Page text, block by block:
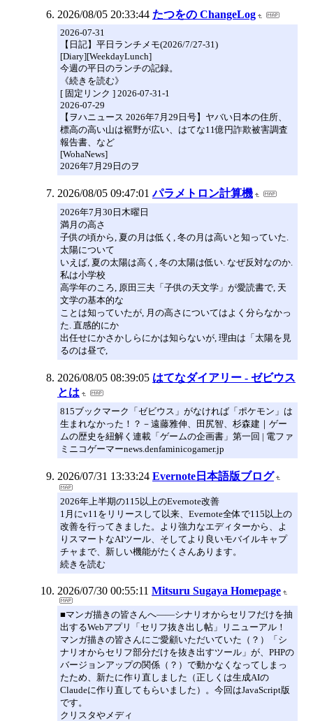
2026/08/05 20:33:44 たつをの ChangeLog
2026-07-31
【日記】平日ランチメモ(2026/7/27-31)
[Diary][WeekdayLunch]
今週の平日のランチの記録。
《続きを読む》
[ 固定リンク ] 2026-07-31-1
2026-07-29
【ヲハニュース 2026年7月29日号】ヤバい日本の住所、
標高の高い山は裾野が広い、はてな11億円詐欺被害調査
報告書、など
[WohaNews]
2026年7月29日のヲ
2026/08/05 09:47:01 パラメトロン計算機
2026年7月30日木曜日
満月の高さ
子供の頃から, 夏の月は低く, 冬の月は高いと知っていた.
太陽について
いえば, 夏の太陽は高く, 冬の太陽は低い. なぜ反対なのか.
私は小学校
高学年のころ, 原田三夫「子供の天文学」が愛読書で, 天
文学の基本的な
ことは知っていたが, 月の高さについてはよく分らなかっ
た. 直感的にか
出任せにかさかしらにかは知らないが, 理由は「太陽を見
るのは昼で,
2026/08/05 08:39:05 はてなダイアリー - ゼビウス
とは
815ブックマーク「ゼビウス」がなければ「ポケモン」は
生まれなかった！？－遠藤雅伸、田尻智、杉森建｜ゲー
ムの歴史を紐解く連載「ゲームの企画書」第一回 | 電ファ
ミニコゲーマーnews.denfaminicogamer.jp
2026/07/31 13:33:24 Evernote日本語版ブログ
2026年上半期の115以上のEvernote改善
1月にv11をリリースして以来、Evernote全体で115以上の
改善を行ってきました。より強力なエディターから、よ
りスマートなAIツール、そしてより良いモバイルキャプ
チャまで、新しい機能がたくさんあります。
続きを読む
2026/07/30 00:55:11 Mitsuru Sugaya Homepage
■マンガ描きの皆さんへ――シナリオからセリフだけを抽
出するWebアプリ「セリフ抜き出し帖」リニューアル！
マンガ描きの皆さんにご愛顧いただいていた（？）「シ
ナリオからセリフ部分だけを抜き出すツール」が、PHPの
バージョンアップの関係（？）で動かなくなってしまっ
たため、新たに作り直しました（正しくは生成AIの
Claudeに作り直してもらいました）。今回はJavaScript版
です。
クリスタやメディ